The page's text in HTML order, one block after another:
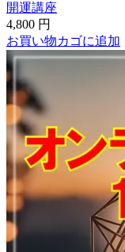
開運講座
4,800 円
お買い物カゴに追加